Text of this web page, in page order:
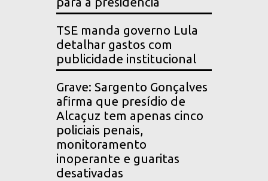
TSE manda governo Lula
detalhar gastos com
publicidade institucional
Grave: Sargento Gonçalves
afirma que presídio de
Alcaçuz tem apenas cinco
policiais penais,
monitoramento
inoperante e guaritas
desativadas